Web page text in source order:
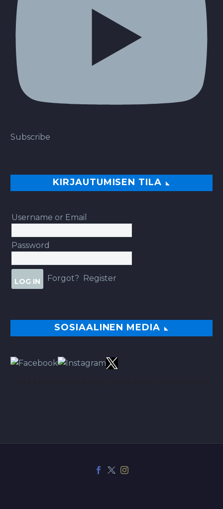
Subscribe
KIRJAUTUMISEN TILA
Username or Email
Password
Forgot? Register
SOSIAALINEN MEDIA